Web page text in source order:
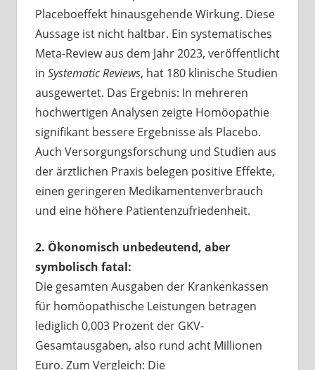
Placeboeffekt hinausgehende Wirkung. Diese
Aussage ist nicht haltbar. Ein systematisches
Meta-Review aus dem Jahr 2023, veröffentlicht
in Systematic Reviews, hat 180 klinische Studien
ausgewertet. Das Ergebnis: In mehreren
hochwertigen Analysen zeigte Homöopathie
signifikant bessere Ergebnisse als Placebo.
Auch Versorgungsforschung und Studien aus
der ärztlichen Praxis belegen positive Effekte,
einen geringeren Medikamentenverbrauch
und eine höhere Patientenzufriedenheit.
2. Ökonomisch unbedeutend, aber
symbolisch fatal:
Die gesamten Ausgaben der Krankenkassen
für homöopathische Leistungen betragen
lediglich 0,003 Prozent der GKV-
Gesamtausgaben, also rund acht Millionen
Euro. Zum Vergleich: Die